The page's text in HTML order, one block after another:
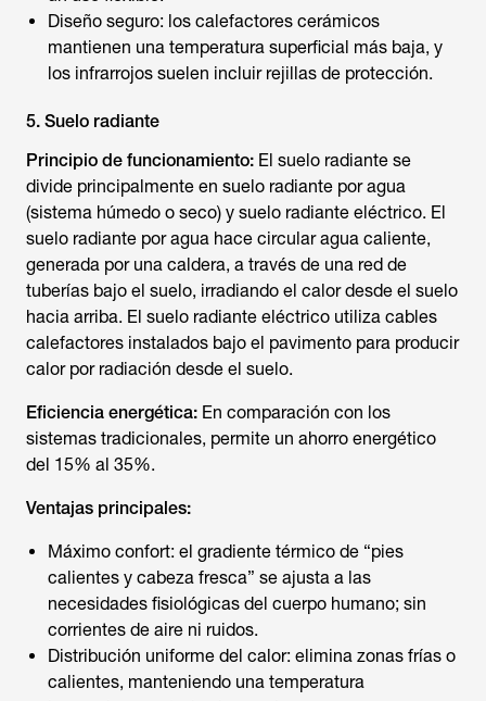
Diseño seguro: los calefactores cerámicos
mantienen una temperatura superficial más baja, y
los infrarrojos suelen incluir rejillas de protección.
5. Suelo radiante
Principio de funcionamiento: El suelo radiante se
divide principalmente en suelo radiante por agua
(sistema húmedo o seco) y suelo radiante eléctrico. El
suelo radiante por agua hace circular agua caliente,
generada por una caldera, a través de una red de
tuberías bajo el suelo, irradiando el calor desde el suelo
hacia arriba. El suelo radiante eléctrico utiliza cables
calefactores instalados bajo el pavimento para producir
calor por radiación desde el suelo.
Eficiencia energética: En comparación con los
sistemas tradicionales, permite un ahorro energético
del 15% al 35%.
Ventajas principales:
Máximo confort: el gradiente térmico de “pies
calientes y cabeza fresca” se ajusta a las
necesidades fisiológicas del cuerpo humano; sin
corrientes de aire ni ruidos.
Distribución uniforme del calor: elimina zonas frías o
calientes, manteniendo una temperatura